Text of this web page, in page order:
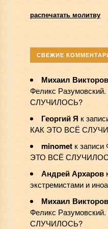
распечатать молитву
СВЕЖИЕ
Михаил
Феликс
СЛУЧИЛОСЬ?
Георгий Я к
КАК ЭТО ВСЁ
minometк записи
ЭТО ВСЁ
Андрей Архаров
экстремистами и
Михаил
Феликс
СЛУЧИЛОСЬ?